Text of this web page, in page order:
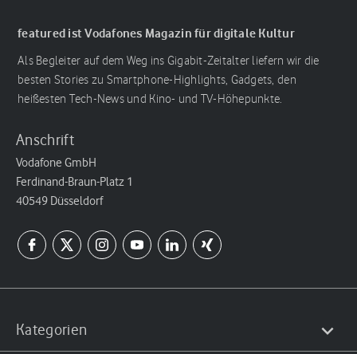
featured ist Vodafones Magazin für digitale Kultur
Als Begleiter auf dem Weg ins Gigabit-Zeitalter liefern wir die
besten Stories zu Smartphone-Highlights, Gadgets, den
heißesten Tech-News und Kino- und TV-Höhepunkte.
Anschrift
Vodafone GmbH
Ferdinand-Braun-Platz 1
40549 Düsseldorf
Kategorien